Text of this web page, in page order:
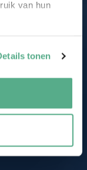
van hun
tonen